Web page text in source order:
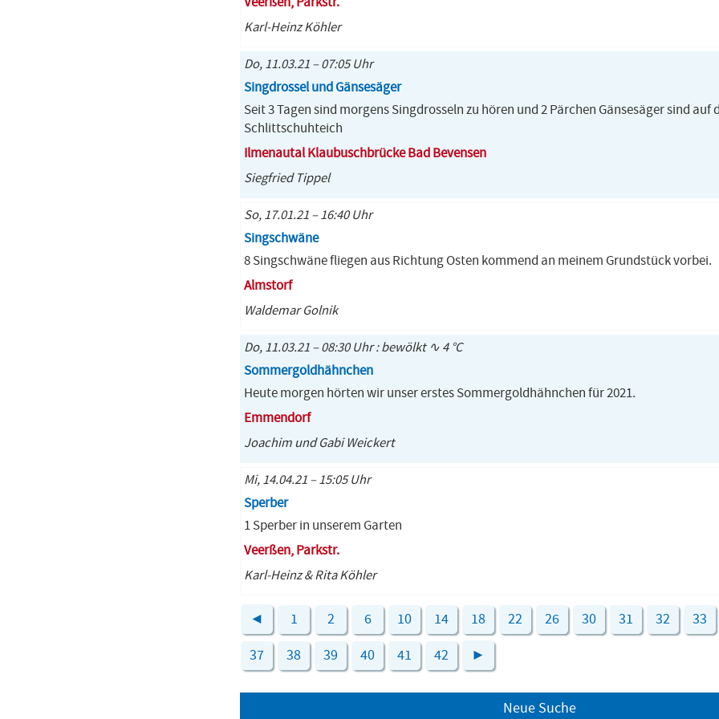
Karl-Heinz Köhler
Do, 11.03.21 – 07:05 Uhr
Singdrossel und Gänsesäger
Seit 3 Tagen sind morgens Singdrosseln zu hören und 2 Pärchen Gänsesäger sind auf
Schlittschuhteich
Ilmenautal Klaubuschbrücke Bad Bevensen
Siegfried Tippel
So, 17.01.21 – 16:40 Uhr
Singschwäne
8 Singschwäne fliegen aus Richtung Osten kommend an meinem Grundstück vorbei.
Almstorf
Waldemar Golnik
Do, 11.03.21 – 08:30 Uhr : bewölkt ∿ 4 °C
Sommergoldhähnchen
Heute morgen hörten wir unser erstes Sommergoldhähnchen für 2021.
Emmendorf
Joachim und Gabi Weickert
Mi, 14.04.21 – 15:05 Uhr
Sperber
1 Sperber in unserem Garten
Veerßen, Parkstr.
Karl-Heinz & Rita Köhler
◄ 1 2 6 10 14 18 22 26 30 31 32 33
37 38 39 40 41 42 ►
Neue Suche